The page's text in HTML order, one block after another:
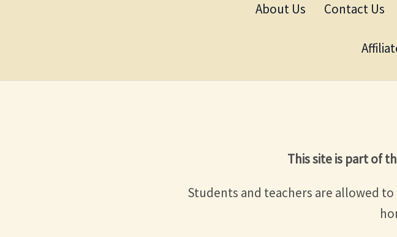
About Us Contact Us
This site is part of
Students and teachers are allowed